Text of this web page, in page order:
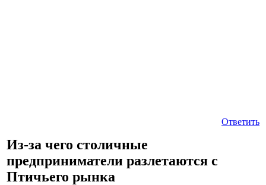
Ответить
Из-за чего столичные
предприниматели разлетаются с
Птичьего рынка